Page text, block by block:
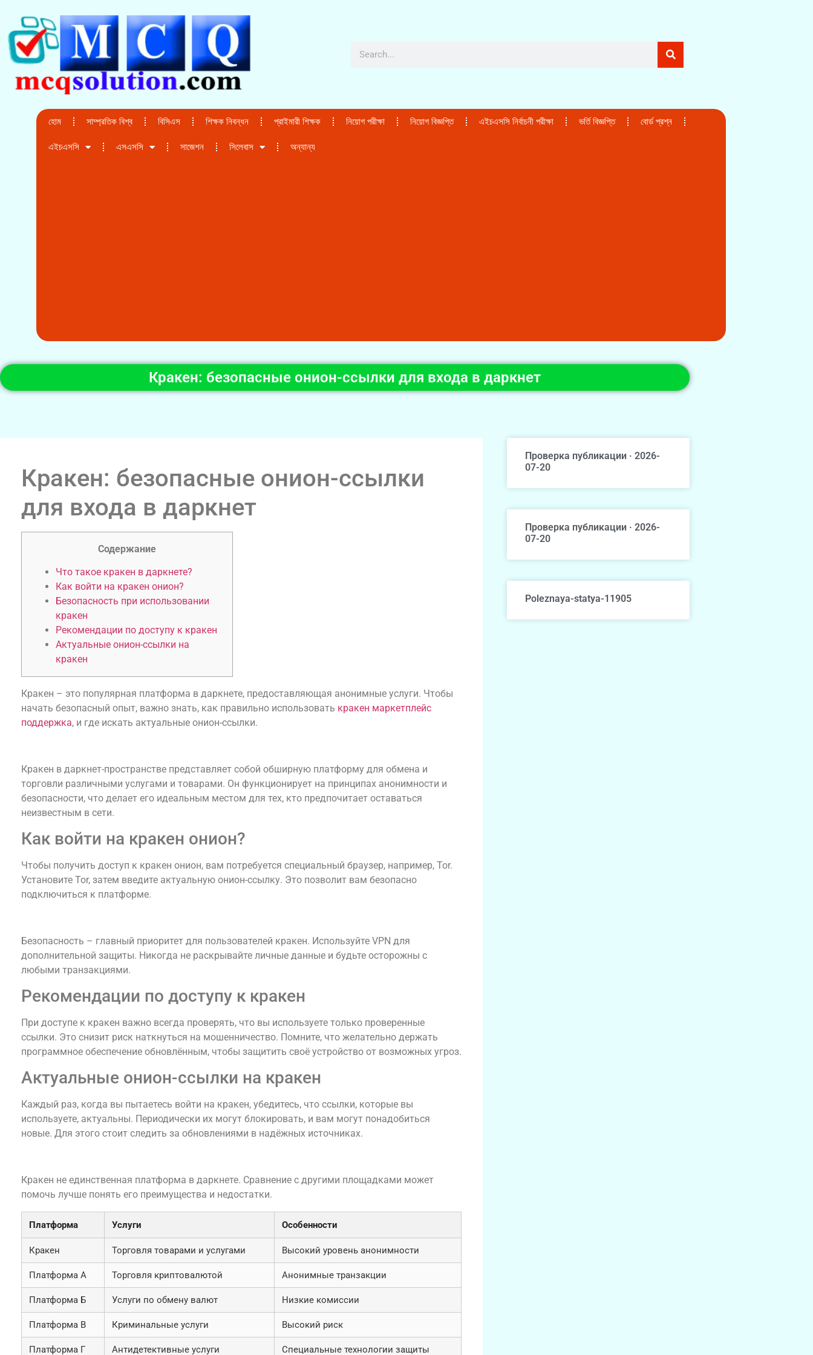
হোম সাম্প্রতিক বিশ্ব বিসিএস শিক্ষক নিবন্ধন প্রাইমারী শিক্ষক নিয়োগ পরীক্ষা নিয়োগ বিজ্ঞপ্তি এইচএসসি নির্বাচনী পরীক্ষা ভর্তি বিজ্ঞপ্তি বোর্ড প্রশ্ন
এইচএসসি এসএসসি সাজেশন সিলেবাস অন্যান্য
Кракен: безопасные онион-ссылки для входа в даркнет
Кракен: безопасные онион-ссылки
для входа в даркнет
Содержание
Что такое кракен в даркнете?
Как войти на кракен онион?
Безопасность при использовании
кракен
Рекомендации по доступу к кракен
Актуальные онион-ссылки на
кракен
Кракен – это популярная платформа в даркнете, предоставляющая анонимные услуги. Чтобы
начать безопасный опыт, важно знать, как правильно использовать кракен маркетплейс
поддержка, и где искать актуальные онион-ссылки.
Кракен в даркнет-пространстве представляет собой обширную платформу для обмена и
торговли различными услугами и товарами. Он функционирует на принципах анонимности и
безопасности, что делает его идеальным местом для тех, кто предпочитает оставаться
неизвестным в сети.
Как войти на кракен онион?
Чтобы получить доступ к кракен онион, вам потребуется специальный браузер, например, Tor.
Установите Tor, затем введите актуальную онион-ссылку. Это позволит вам безопасно
подключиться к платформе.
Безопасность – главный приоритет для пользователей кракен. Используйте VPN для
дополнительной защиты. Никогда не раскрывайте личные данные и будьте осторожны с
любыми транзакциями.
Рекомендации по доступу к кракен
При доступе к кракен важно всегда проверять, что вы используете только проверенные
ссылки. Это снизит риск наткнуться на мошенничество. Помните, что желательно держать
программное обеспечение обновлённым, чтобы защитить своё устройство от возможных угроз.
Актуальные онион-ссылки на кракен
Каждый раз, когда вы пытаетесь войти на кракен, убедитесь, что ссылки, которые вы
используете, актуальны. Периодически их могут блокировать, и вам могут понадобиться
новые. Для этого стоит следить за обновлениями в надёжных источниках.
Кракен не единственная платформа в даркнете. Сравнение с другими площадками может
помочь лучше понять его преимущества и недостатки.
Платформа Услуги Особенности
Кракен Торговля товарами и услугами Высокий уровень анонимности
Платформа А Торговля криптовалютой Анонимные транзакции
Платформа Б Услуги по обмену валют Низкие комиссии
Платформа В Криминальные услуги Высокий риск
Платформа Г Антидетективные услуги Специальные технологии защиты
Проверка публикации · 2026-
07-20
Проверка публикации · 2026-
07-20
Poleznaya-statya-11905